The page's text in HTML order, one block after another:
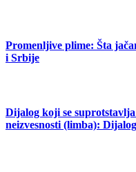
Promenljive plime: Šta
i Srbije
Dijalog koji se
neizvesnosti (limba):